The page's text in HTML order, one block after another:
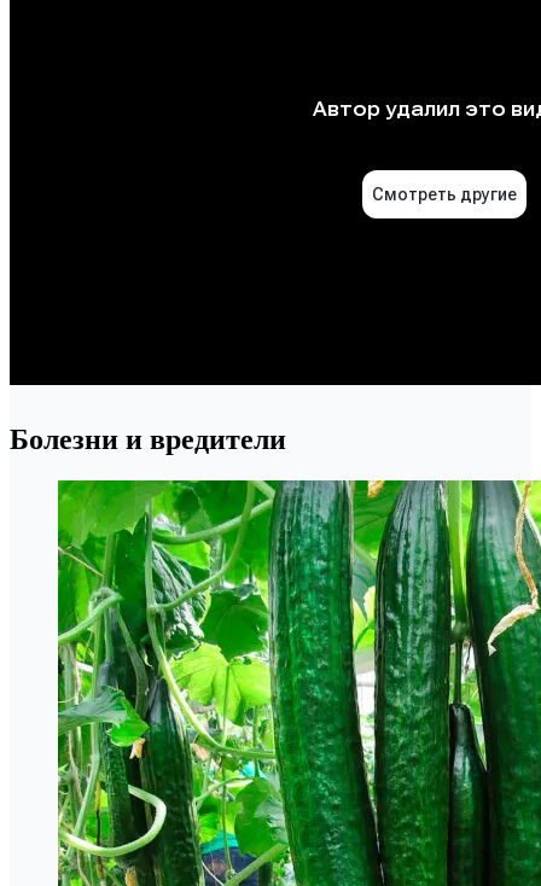
Болезни и вредители